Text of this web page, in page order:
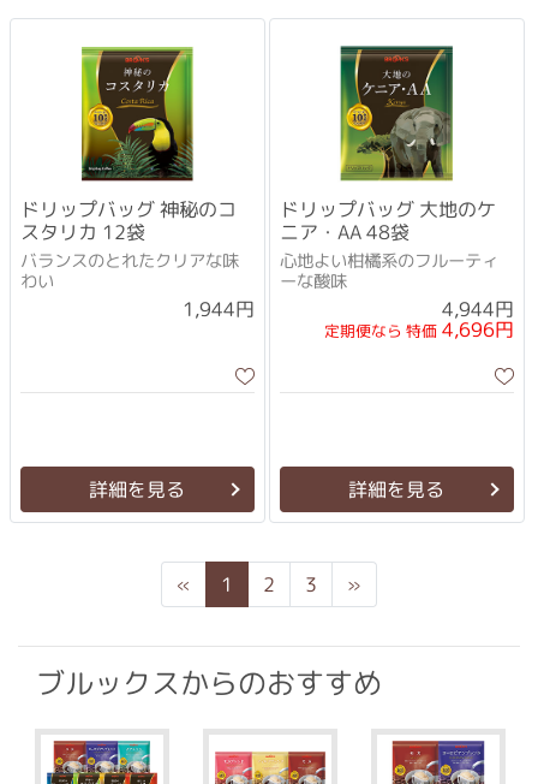
ドリップバッグ 神秘のコ
スタリカ 12袋
バランスのとれたクリアな味
わい
1,944円
詳細を見る
ドリップバッグ 大地のケ
ニア・AA 48袋
心地よい柑橘系のフルーティ
ーな酸味
4,944円
定期便なら 特価4,696円
詳細を見る
« Previous
1 2 3 »Next
ブルックスからのおすすめ